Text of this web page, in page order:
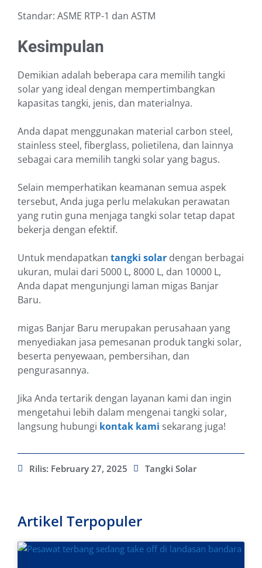
Standar: ASME RTP-1 dan ASTM
Kesimpulan
Demikian adalah beberapa cara memilih tangki
solar yang ideal dengan mempertimbangkan
kapasitas tangki, jenis, dan materialnya.
Anda dapat menggunakan material carbon steel,
stainless steel, fiberglass, polietilena, dan lainnya
sebagai cara memilih tangki solar yang bagus.
Selain memperhatikan keamanan semua aspek
tersebut, Anda juga perlu melakukan perawatan
yang rutin guna menjaga tangki solar tetap dapat
bekerja dengan efektif.
Untuk mendapatkan tangki solar dengan berbagai
ukuran, mulai dari 5000 L, 8000 L, dan 10000 L,
Anda dapat mengunjungi laman migas Banjar
Baru.
migas Banjar Baru merupakan perusahaan yang
menyediakan jasa pemesanan produk tangki solar,
beserta penyewaan, pembersihan, dan
pengurasannya.
Jika Anda tertarik dengan layanan kami dan ingin
mengetahui lebih dalam mengenai tangki solar,
langsung hubungi kontak kami sekarang juga!
Rilis: February 27, 2025 Tangki Solar
Artikel Terpopuler